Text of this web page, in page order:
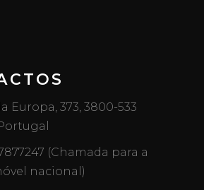
Europa, 373, 3800-533
(Chamada para a
nacional)